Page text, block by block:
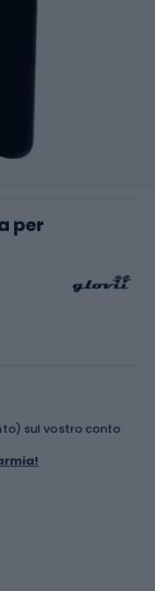
per
sul vostro conto